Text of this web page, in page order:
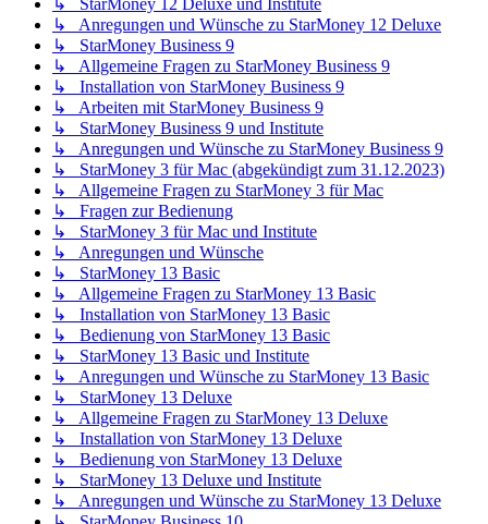
↳ StarMoney 12 Deluxe und Institute
↳ Anregungen und Wünsche zu StarMoney 12 Deluxe
↳ StarMoney Business 9
↳ Allgemeine Fragen zu StarMoney Business 9
↳ Installation von StarMoney Business 9
↳ Arbeiten mit StarMoney Business 9
↳ StarMoney Business 9 und Institute
↳ Anregungen und Wünsche zu StarMoney Business 9
↳ StarMoney 3 für Mac (abgekündigt zum 31.12.2023)
↳ Allgemeine Fragen zu StarMoney 3 für Mac
↳ Fragen zur Bedienung
↳ StarMoney 3 für Mac und Institute
↳ Anregungen und Wünsche
↳ StarMoney 13 Basic
↳ Allgemeine Fragen zu StarMoney 13 Basic
↳ Installation von StarMoney 13 Basic
↳ Bedienung von StarMoney 13 Basic
↳ StarMoney 13 Basic und Institute
↳ Anregungen und Wünsche zu StarMoney 13 Basic
↳ StarMoney 13 Deluxe
↳ Allgemeine Fragen zu StarMoney 13 Deluxe
↳ Installation von StarMoney 13 Deluxe
↳ Bedienung von StarMoney 13 Deluxe
↳ StarMoney 13 Deluxe und Institute
↳ Anregungen und Wünsche zu StarMoney 13 Deluxe